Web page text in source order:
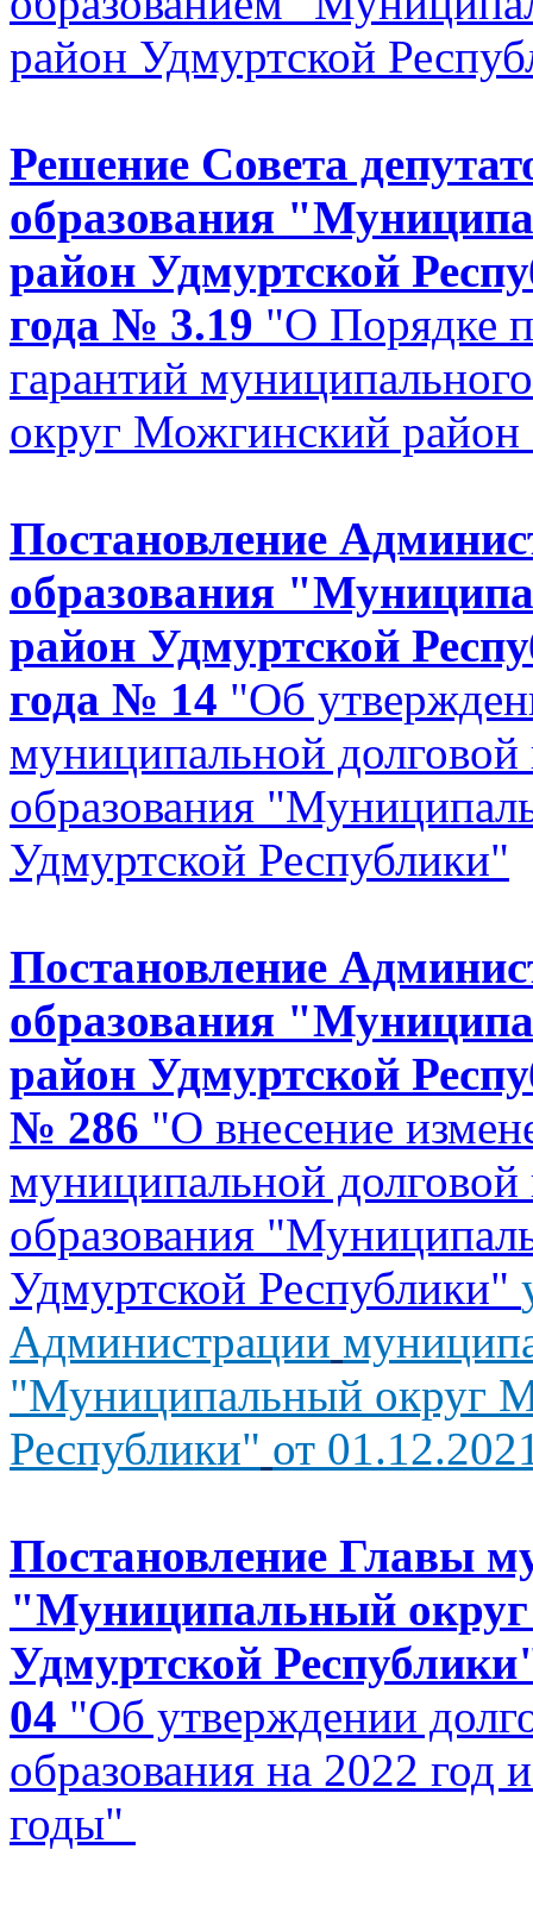
район Удмуртской
Решение Совета
образования
район Удмуртской
года № 3.19 "О Порядке
гарантий
округ Можгинский
Постановление
образования
район Удмуртской
года № 14 "Об
муниципальной
образования
Удмуртской Республики"
Постановление
образования
район Удмуртской
№ 286 "О внесение
муниципальной
образования
Удмуртской Республики"
Администрации
"Муниципальный округ
Республики" от
Постановление Главы
"Муниципальный
Удмуртской
04 "Об утверждении
образования на 2022
годы"